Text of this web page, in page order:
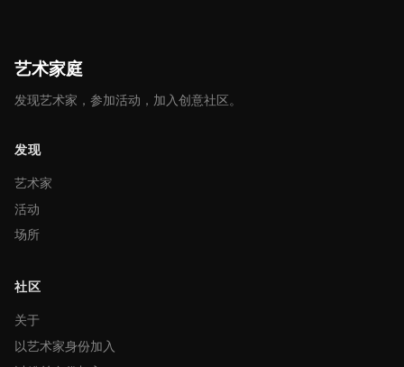
艺术家庭
发现艺术家，参加活动，加入创意社区。
发现
艺术家
活动
场所
社区
关于
以艺术家身份加入